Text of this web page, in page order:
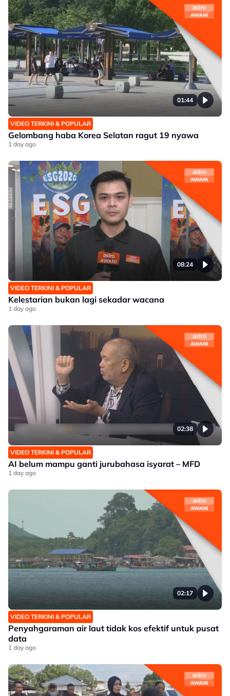
01:44
VIDEO TERKINI & POPULAR
Gelombang haba Korea Selatan ragut 19 nyawa
1 day ago
08:24
VIDEO TERKINI & POPULAR
Kelestarian bukan lagi sekadar wacana
1 day ago
02:38
VIDEO TERKINI & POPULAR
AI belum mampu ganti jurubahasa isyarat – MFD
1 day ago
02:17
VIDEO TERKINI & POPULAR
Penyahgaraman air laut tidak kos efektif untuk pusat
data
1 day ago